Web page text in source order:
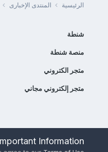
الرئيسية المنتدى الإخبارى
شنطة
منصة شنطة
متجر الكتروني
متجر إلكتروني مجاني
Information